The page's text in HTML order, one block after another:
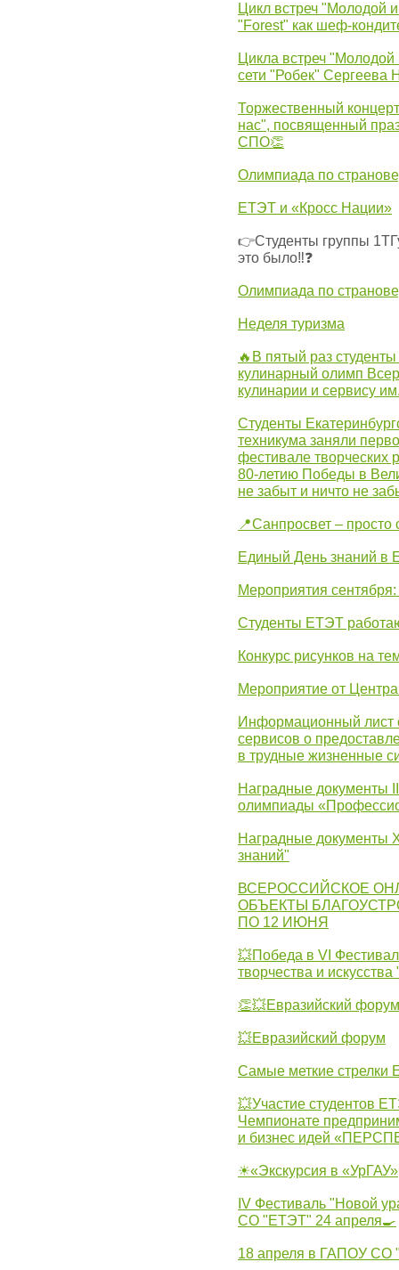
Цикл встреч "Молодой
"Forest" как шеф-
Цикла встреч
сети "Робек" Сергеева
Торжественный
нас", посвященный
СПО👏
Олимпиада по
ЕТЭТ и «Кросс Нации»
👉Студенты группы
это было‼❓
Олимпиада по
Неделя туризма
🔥В пятый раз
кулинарный олимп
кулинарии и сервису
Студенты
техникума заняли
фестивале
80-летию Победы в
не забыт и ничто не
📍Санпросвет –
Единый День знаний в
Мероприятия
Студенты ЕТЭТ
Конкурс рисунков на
Мероприятие от
Информационный лист
сервисов о
в трудные жизненные
Наградные документы
олимпиады
Наградные документы
знаний"
ВСЕРОССИЙСКОЕ
ОБЪЕКТЫ
ПО 12 ИЮНЯ
💥Победа в VI
творчества и
👏💥Евразийский форум
💥Евразийский форум
Самые меткие стрелки
💥Участие студентов
Чемпионате
и бизнес идей
☀«Экскурсия в «УрГАУ»
IV Фестиваль "Новой
СО "ЕТЭТ" 24 апреля🍳
18 апреля в ГАПОУ СО